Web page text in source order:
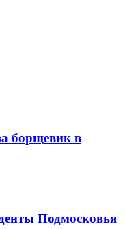
борщевик в
Подмосковья